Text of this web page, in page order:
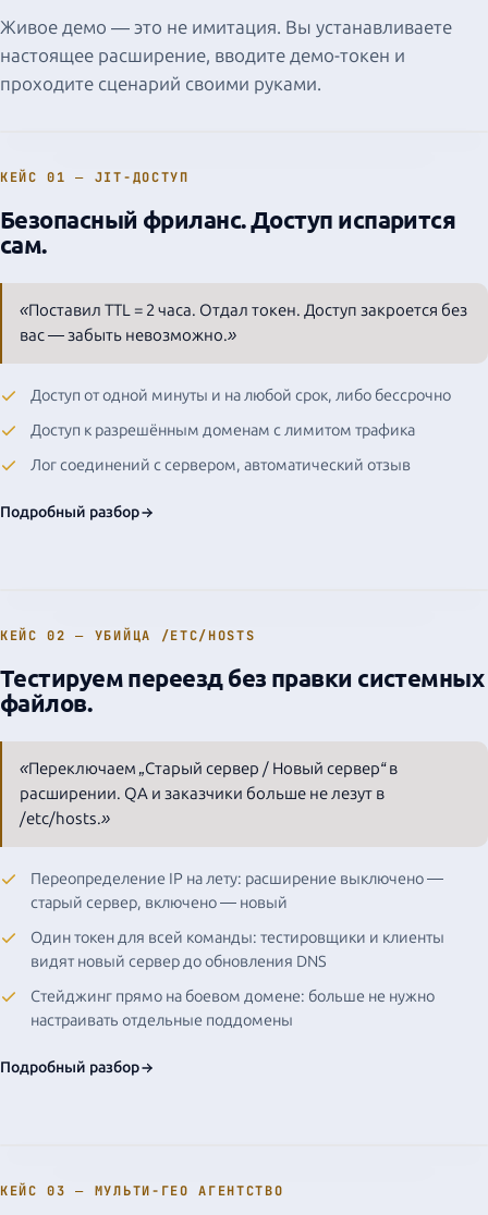
mon.site.io
Internal tool
youtube.com
Migration testing
L7 AG Extension
L7 AG Node
site.com
IP via DNS
Basic Auth
TTL Valid
Traffic Limit
Domain Allowed
Живое демо — это не имитация. Вы устанавливаете
настоящее расширение, вводите демо-токен и
проходите сценарий своими руками.
КЕЙС 01 — JIT-ДОСТУП
Безопасный фриланс. Доступ испарится
сам.
«Поставил TTL = 2 часа. Отдал токен. Доступ закроется без
вас — забыть невозможно.»
Доступ от одной минуты и на любой срок, либо бессрочно
Доступ к разрешённым доменам с лимитом трафика
Лог соединений с сервером, автоматический отзыв
Подробный разбор
КЕЙС 02 — УБИЙЦА /ETC/HOSTS
Тестируем переезд без правки системных
файлов.
«Переключаем „Старый сервер / Новый сервер“ в
расширении. QA и заказчики больше не лезут в
/etc/hosts.»
Переопределение IP на лету: расширение выключено —
старый сервер, включено — новый
Один токен для всей команды: тестировщики и клиенты
видят новый сервер до обновления DNS
Стейджинг прямо на боевом домене: больше не нужно
настраивать отдельные поддомены
Подробный разбор
КЕЙС 03 — МУЛЬТИ-ГЕО АГЕНТСТВО